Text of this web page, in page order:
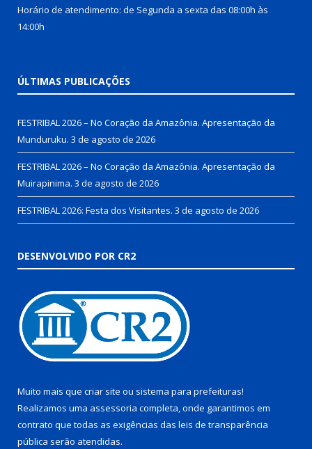
Horário de atendimento: de Segunda a sexta das 08:00h às
14:00h
ÚLTIMAS PUBLICAÇÕES
FESTRIBAL 2026 – No Coração da Amazônia. Apresentação da
Munduruku. 3 de agosto de 2026
FESTRIBAL 2026 – No Coração da Amazônia. Apresentação da
Muirapinima. 3 de agosto de 2026
FESTRIBAL 2026: Festa dos Visitantes. 3 de agosto de 2026
DESENVOLVIDO POR CR2
Muito mais que criar site ou sistema para prefeituras!
Realizamos uma assessoria completa, onde garantimos em
contrato que todas as exigências das leis de transparência
pública serão atendidas.